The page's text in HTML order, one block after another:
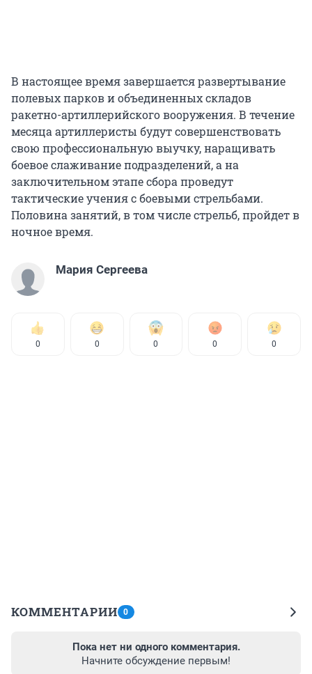
В настоящее время завершается развертывание
полевых парков и объединенных складов
ракетно-артиллерийского вооружения. В течение
месяца артиллеристы будут совершенствовать
свою профессиональную выучку, наращивать
боевое слаживание подразделений, а на
заключительном этапе сбора проведут
тактические учения с боевыми стрельбами.
Половина занятий, в том числе стрельб, пройдет в
ночное время.
Мария Сергеева
0 0 0 0 0
КОММЕНТАРИИ 0
Пока нет ни одного комментария.
Начните обсуждение первым!